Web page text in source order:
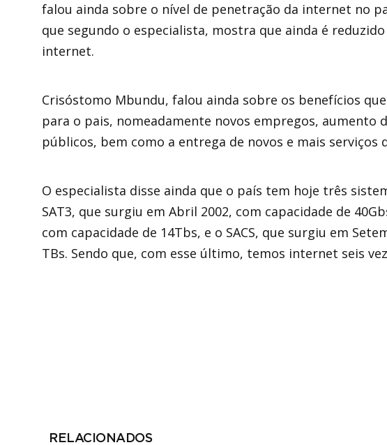
falou ainda sobre o nível de penetração da internet no
que segundo o especialista, mostra que ainda é
internet.
Crisóstomo Mbundu, falou ainda sobre os benefícios
para o pais, nomeadamente novos empregos, aumento
públicos, bem como a entrega de novos e mais serviços
O especialista disse ainda que o país tem hoje três
SAT3, que surgiu em Abril 2002, com capacidade de
com capacidade de 14Tbs, e o SACS, que surgiu em
TBs. Sendo que, com esse último, temos internet seis
RELACIONADOS